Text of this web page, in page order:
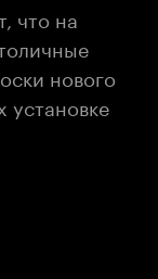
что на
нового
установке